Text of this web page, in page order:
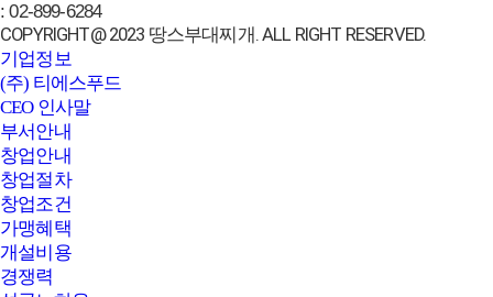
:02-899-6284
COPYRIGHT@ 2023 땅스부대찌개. ALL RIGHT RESERVED.
기업정보
(주) 티에스푸드
CEO 인사말
부서안내
창업안내
창업절차
창업조건
가맹혜택
개설비용
경쟁력